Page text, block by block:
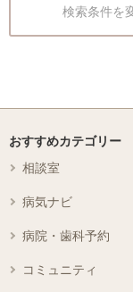
検索条件を
おすすめカテゴリー
相談室
病気ナビ
病院・歯科予約
コミュニティ